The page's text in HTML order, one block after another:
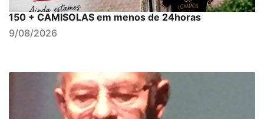
150 + CAMISOLAS em menos de 24horas
9/08/2026